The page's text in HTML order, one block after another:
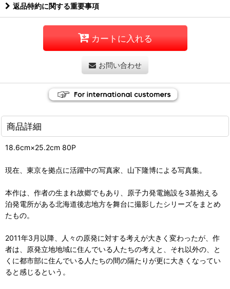
返品特約に関する重要事項
カートに入れる
お問い合わせ
商品詳細
18.6cm×25.2cm 80P
現在、東京を拠点に活躍中の写真家、山下隆博による写真集。
本作は、作者の生まれ故郷でもあり、原子力発電施設を3基抱える
泊発電所がある北海道後志地方を舞台に撮影したシリーズをまとめ
たもの。
2011年3月以降、人々の原発に対する考えが大きく変わったが、作
者は、原発立地地域に住んでいる人たちの考えと、それ以外の、と
くに都市部に住んでいる人たちの間の隔たりが更に大きくなってい
ると感じるという。